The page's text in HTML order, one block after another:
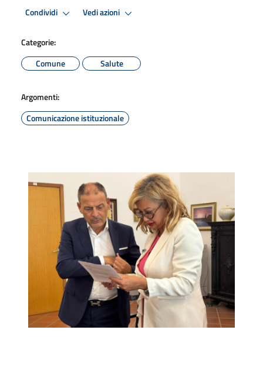
Condividi Vedi azioni
Categorie:
Comune
Salute
Argomenti:
Comunicazione istituzionale